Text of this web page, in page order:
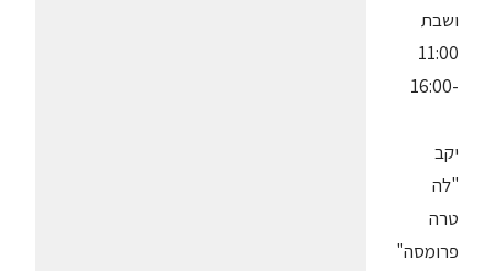
ושבת
11:00
-16:00
יקב
"לה
טרה
פרומסה"